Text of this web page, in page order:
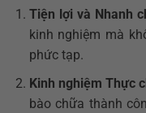
Tiện lợi và Nhanh
kinh nghiệm mà
phức tạp.
Kinh nghiệm Thực
bào chữa thành